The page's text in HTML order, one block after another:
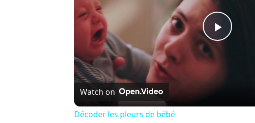
Play
Watch on
Décoder les pleurs de bébé